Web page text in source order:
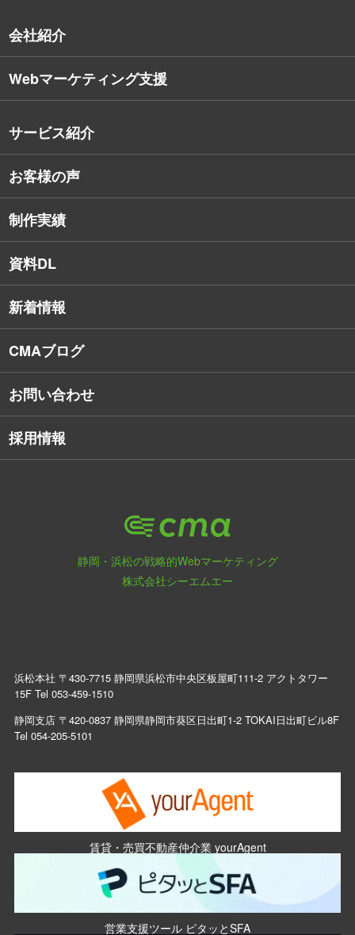
会社紹介
会社概要
コンサルタント紹介
デザイナー・エンジニア紹介
社員保有資格
Webマーケティング支援
サービス紹介
戦略的Webサイト制作
インターネット広告
SNSコンサルティング
Webアプリケーション開発
お客様の声
制作実績
資料DL
新着情報
CMAブログ
お問い合わせ
採用情報
静岡・浜松の戦略的Webマーケティング
株式会社シーエムエー
浜松本社 〒430-7715 静岡県浜松市中央区板屋町111-2 アクトタワー
15F Tel 053-459-1510
静岡支店 〒420-0837 静岡県静岡市葵区日出町1-2 TOKAI日出町ビル8F
Tel 054-205-5101
賃貸・売買不動産仲介業 yourAgent
営業支援ツール ピタッとSFA